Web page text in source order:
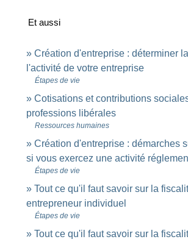
Et aussi
Création d'entreprise : déterminer
l'activité de votre entreprise
Étapes de vie
Cotisations et contributions
professions libérales
Ressources humaines
Création d'entreprise : démarches
si vous exercez une activité
Étapes de vie
Tout ce qu'il faut savoir sur la
entrepreneur individuel
Étapes de vie
Tout ce qu'il faut savoir sur la